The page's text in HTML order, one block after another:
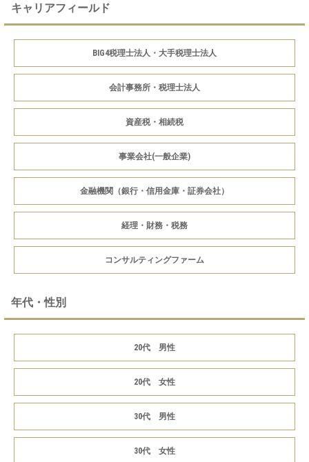
キャリアフィールド
BIG4税理士法人・大手税理士法人
会計事務所・税理士法人
資産税・相続税
事業会社(一般企業)
金融機関（銀行・信用金庫・証券会社）
経理・財務・税務
コンサルティングファーム
年代・性別
20代 男性
20代 女性
30代 男性
30代 女性